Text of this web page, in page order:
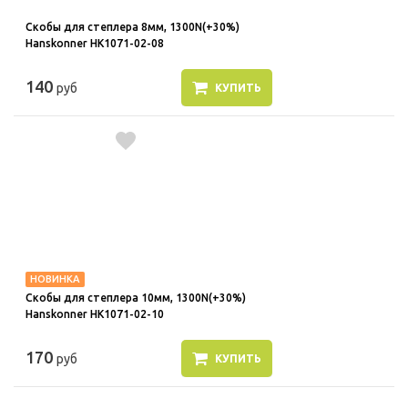
Скобы для степлера 8мм, 1300N(+30%)
Hanskonner HK1071-02-08
140 руб КУПИТЬ
НОВИНКА
Скобы для степлера 10мм, 1300N(+30%)
Hanskonner HK1071-02-10
170 руб КУПИТЬ